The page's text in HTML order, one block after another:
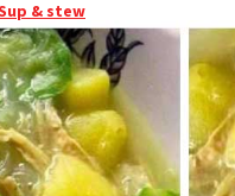
& stew